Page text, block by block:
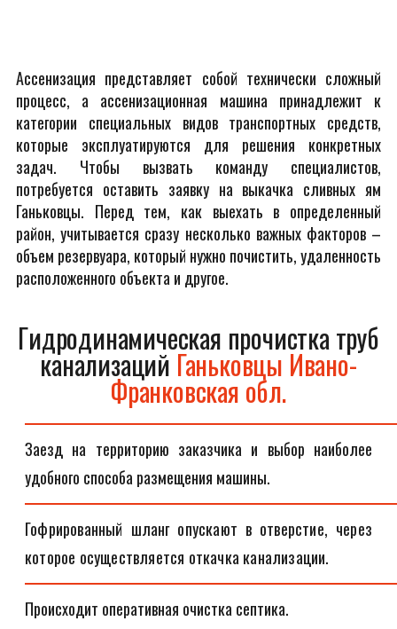
Ассенизация представляет собой технически сложный
процесс, а ассенизационная машина принадлежит к
категории специальных видов транспортных средств,
которые эксплуатируются для решения конкретных
задач. Чтобы вызвать команду специалистов,
потребуется оставить заявку на выкачка сливных ям
Ганьковцы. Перед тем, как выехать в определенный
район, учитывается сразу несколько важных факторов –
объем резервуара, который нужно почистить, удаленность
расположенного объекта и другое.
Гидродинамическая прочистка труб
канализаций Ганьковцы Ивано-
Франковская обл.
Заезд на территорию заказчика и выбор наиболее
удобного способа размещения машины.
Гофрированный шланг опускают в отверстие, через
которое осуществляется откачка канализации.
Происходит оперативная очистка септика.